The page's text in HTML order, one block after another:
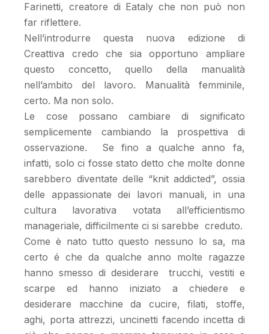
Farinetti, creatore di Eataly che non può non
far riflettere.
Nell’introdurre questa nuova edizione di
Creattiva credo che sia opportuno ampliare
questo concetto, quello della manualità
nell’ambito del lavoro. Manualità femminile,
certo. Ma non solo.
Le cose possano cambiare di significato
semplicemente cambiando la prospettiva di
osservazione. Se fino a qualche anno fa,
infatti, solo ci fosse stato detto che molte donne
sarebbero diventate delle “knit addicted”, ossia
delle appassionate dei lavori manuali, in una
cultura lavorativa votata all’efficientismo
manageriale, difficilmente ci si sarebbe creduto.
Come è nato tutto questo nessuno lo sa, ma
certo é che da qualche anno molte ragazze
hanno smesso di desiderare trucchi, vestiti e
scarpe ed hanno iniziato a chiedere e
desiderare macchine da cucire, filati, stoffe,
aghi, porta attrezzi, uncinetti facendo incetta di